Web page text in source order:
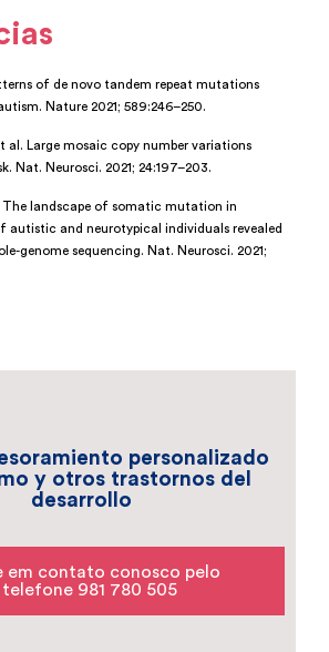
of de novo tandem repeat mutations
Nature 2021; 589:246–250.
al. Large mosaic copy number variations
Nat. Neurosci. 2021; 24:197–203.
The landscape of somatic mutation in
autistic and neurotypical individuals revealed
genome sequencing. Nat. Neurosci. 2021;
personalizado
y otros trastornos del
desarrollo
em contato conosco pelo
telefone 981 780 505